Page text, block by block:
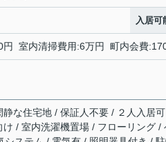
入居可
円 室内清掃費用:6万円 町内会費
静な住宅地 / 保証人不要 / ２人入居
け / 室内洗濯機置場 / フローリング